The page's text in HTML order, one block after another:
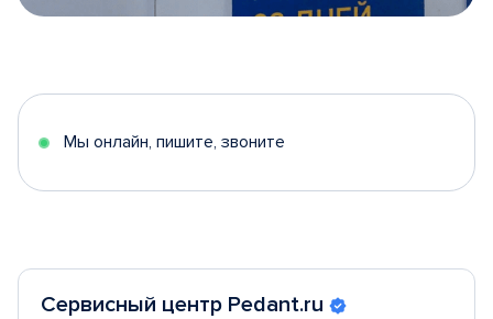
5
Мы онлайн, пишите, звоните
Сервисный центр Pedant.ru